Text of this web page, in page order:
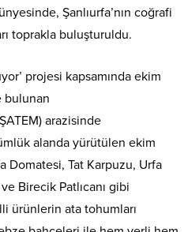
Şanlıurfa’nın coğrafi
toprakla buluşturuldu.
projesi kapsamında ekim
bulunan
arazisinde
alanda yürütülen ekim
Domatesi, Tat Karpuzu, Urfa
Birecik Patlıcanı gibi
ürünlerin ata tohumları